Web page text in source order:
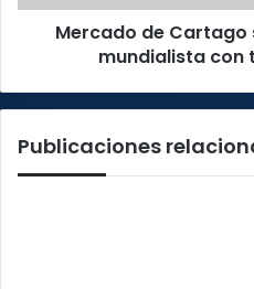
con
torneoMercado de Cartago
mundialista con
Publicaciones